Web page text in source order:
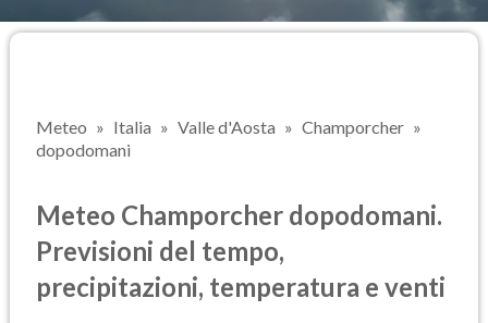
Meteo Italia Valle d'Aosta
Champorcher
dopodomani
Meteo Champorcher dopodomani.
Previsioni del tempo,
precipitazioni, temperatura e venti